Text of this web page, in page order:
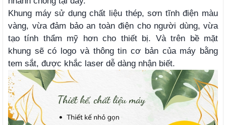
Khung máy sử dụng chất liệu thép, sơn tĩnh điện màu
vàng, vừa đảm bảo an toàn điện cho người dùng, vừa
tạo tính thẩm mỹ hơn cho thiết bị. Và trên bề mặt
khung sẽ có logo và thông tin cơ bản của máy bằng
tem sắt, được khắc laser dễ dàng nhận biết.